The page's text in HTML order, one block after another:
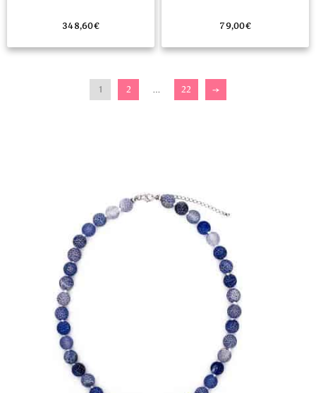
348,60€ 79,00€
1 2 … 22 →